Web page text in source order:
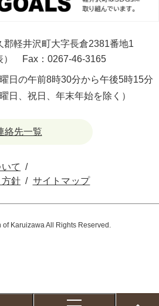
郡軽井沢町大字長倉2381番地1
Fax：0267-46-3165
日の午前8時30分から午後5時15分
日、祝日、年末年始を除く）
絡先一覧
て
針
サイトマップ
Karuizawa All Rights Reserved.